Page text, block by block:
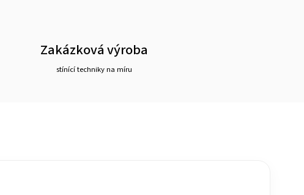
Zakázková výroba
stínící techniky na míru